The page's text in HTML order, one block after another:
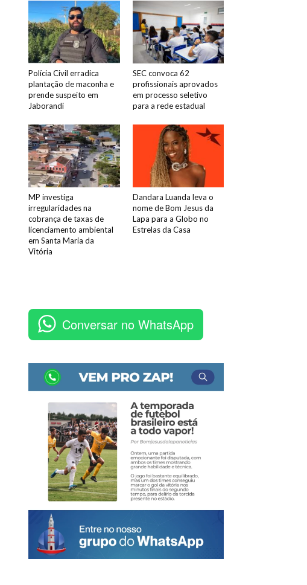
Polícia Civil erradica
plantação de maconha e
prende suspeito em
Jaborandi
SEC convoca 62
profissionais aprovados
em processo seletivo
para a rede estadual
MP investiga
irregularidades na
cobrança de taxas de
licenciamento ambiental
em Santa Maria da
Vitória
Dandara Luanda leva o
nome de Bom Jesus da
Lapa para a Globo no
Estrelas da Casa
Conversar no WhatsApp